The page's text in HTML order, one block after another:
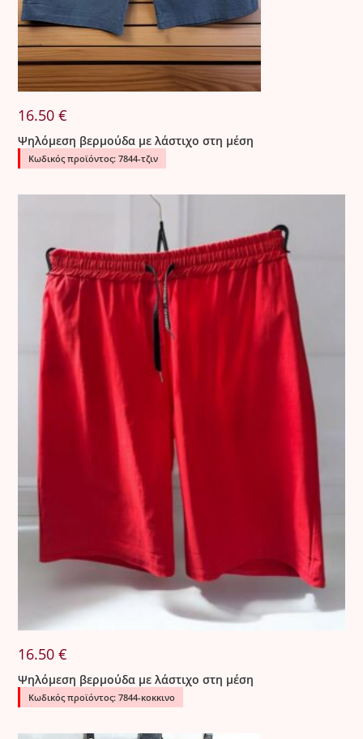
16.50€
Ψηλόμεση βερμούδα με λάστιχο στη μέση
Κωδικός προϊόντος: 7844-τζιν
16.50€
Ψηλόμεση βερμούδα με λάστιχο στη μέση
Κωδικός προϊόντος: 7844-κοκκινο